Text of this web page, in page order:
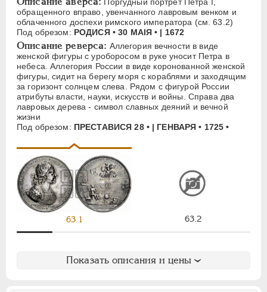
Поргудный портрет Петра I,
обращенного вправо, увенчанного лавровым венком и
облаченного доспехи римского императора (см. 63.2)
Под обрезом: РОДИСЯ • 30 МАIЯ • | 1672
Описание реверса: Аллегория вечности в виде
женской фигуры с уроборосом в руке уносит Петра в
небеса. Аллегория России в виде коронованной женской
фигуры, сидит на берегу моря с кораблями и заходящим
за горизонт солнцем слева. Рядом с фигурой России
атрибуты власти, науки, искусств и войны. Справа два
лавровых дерева - символ славных деяний и вечной
жизни
Под обрезом: ПРЕСТАВИСЯ 28 • | ГЕНВАРЯ • 1725 •
63.1 63.2
Показать описания и цены
ЕЛИЗАВЕТА 1741-1762
ПЕТР III 1762-1762
ЕКАТЕРИНА II 1762-1796
ПАВЕЛ I 1796-1801
АЛЕКСАНДР I 1801-1825
НИКОЛАЙ I 1826-1855
АЛЕКСАНДР II
АЛЕКСАНДР III
НИКОЛАЙ II
1894-1917
СЕРИИ МЕДАЛЕЙ 1600-1881